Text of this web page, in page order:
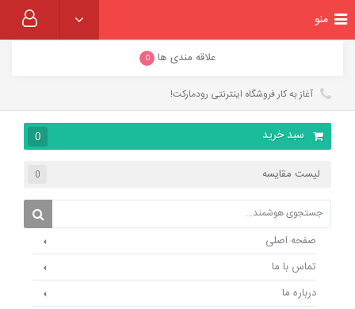
علاقه مندی ها 0
آغاز به کار فروشگاه اینترنتی رودمارکت!
سبد خرید 0
لیست مقایسه 0
صفحه اصلی
تماس با ما
درباره ما
منو